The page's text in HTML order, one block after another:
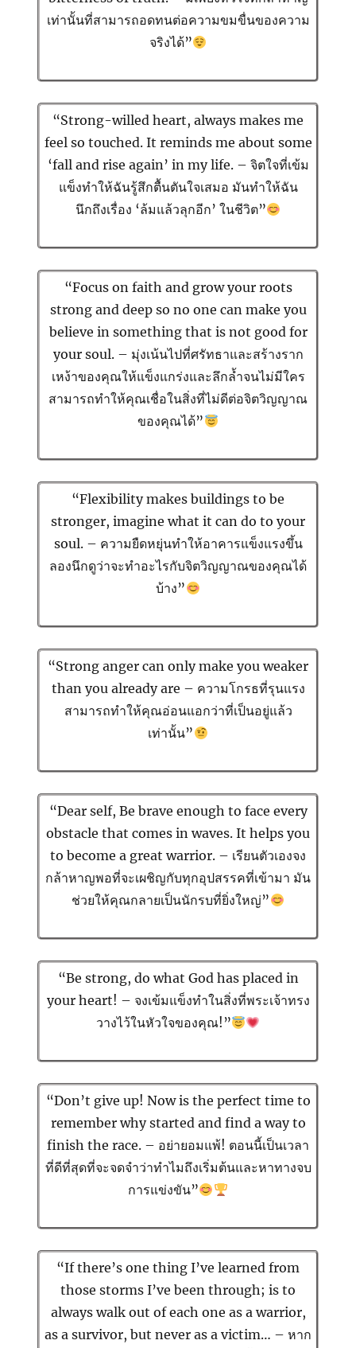
เท่านั้นที่สามารถอดทนต่อความขมขื่นของความ
จริงได้”
“Strong-willed heart, always makes me
feel so touched. It reminds me about some
‘fall and rise again’ in my life. – จิตใจที่เข้ม
แข็งทำให้ฉันรู้สึกตื้นตันใจเสมอ มันทำให้ฉัน
นึกถึงเรื่อง ‘ล้มแล้วลุกอีก’ ในชีวิต”
“Focus on faith and grow your roots
strong and deep so no one can make you
believe in something that is not good for
your soul. – มุ่งเน้นไปที่ศรัทธาและสร้างราก
เหง้าของคุณให้แข็งแกร่งและลึกล้ำจนไม่มีใคร
สามารถทำให้คุณเชื่อในสิ่งที่ไม่ดีต่อจิตวิญญาณ
ของคุณได้”
“Flexibility makes buildings to be
stronger, imagine what it can do to your
soul. – ความยืดหยุ่นทำให้อาคารแข็งแรงขึ้น
ลองนึกดูว่าจะทำอะไรกับจิตวิญญาณของคุณได้
บ้าง”
“Strong anger can only make you weaker
than you already are – ความโกรธที่รุนแรง
สามารถทำให้คุณอ่อนแอกว่าที่เป็นอยู่แล้ว
เท่านั้น”
“Dear self, Be brave enough to face every
obstacle that comes in waves. It helps you
to become a great warrior. – เรียนตัวเองจง
กล้าหาญพอที่จะเผชิญกับทุกอุปสรรคที่เข้ามา มัน
ช่วยให้คุณกลายเป็นนักรบที่ยิ่งใหญ่”
“Be strong, do what God has placed in
your heart! – จงเข้มแข็งทำในสิ่งที่พระเจ้าทรง
วางไว้ในหัวใจของคุณ!”
“Don’t give up! Now is the perfect time to
remember why started and find a way to
finish the race. – อย่ายอมแพ้! ตอนนี้เป็นเวลา
ที่ดีที่สุดที่จะจดจำว่าทำไมถึงเริ่มต้นและหาทางจบ
การแข่งขัน”
“If there’s one thing I’ve learned from
those storms I’ve been through; is to
always walk out of each one as a warrior,
as a survivor, but never as a victim… – หาก